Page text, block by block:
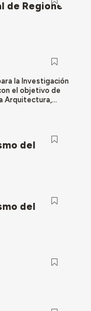
Regiones
la Investigación
el objetivo de
Arquitectura,...
del
del